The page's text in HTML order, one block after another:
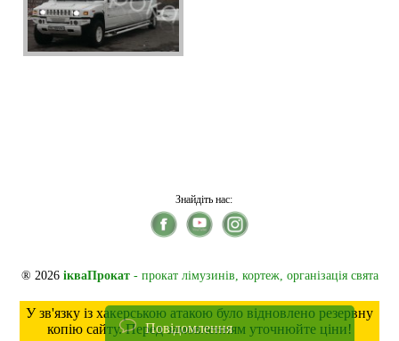
Знайдіть нас:
® 2026 ікваПрокат- прокат лімузинів, кортеж, організація свята
У зв'язку із хакерською атакою було відновлено резервну
копію сайту. Перед замовленням уточнюйте ціни!
Повідомлення